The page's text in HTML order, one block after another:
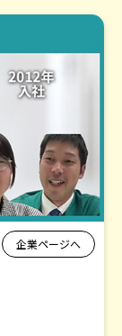
企業ページへ